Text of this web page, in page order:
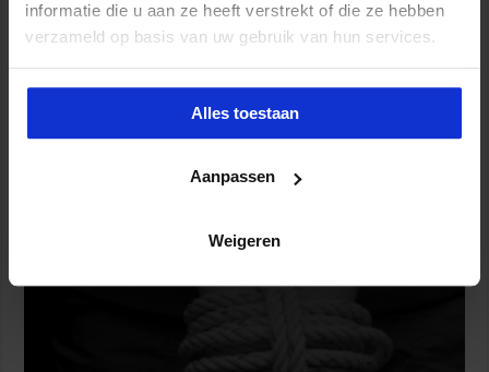
informatie die u aan ze heeft verstrekt of die ze hebben
verzameld op basis van uw gebruik van hun services.
Alles toestaan
Aanpassen
Weigeren
effectief alcohol-, drugs- en medicijnbeleid